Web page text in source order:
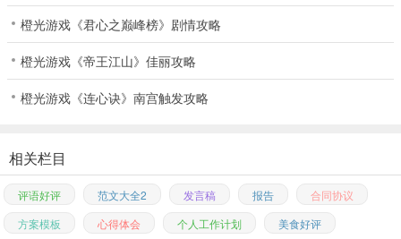
橙光游戏《君心之巅峰榜》剧情攻略
橙光游戏《帝王江山》佳丽攻略
橙光游戏《连心诀》南宫触发攻略
相关栏目
评语好评 范文大全2 发言稿 报告
合同协议
方案模板
心得体会 个人工作计划 美食好评